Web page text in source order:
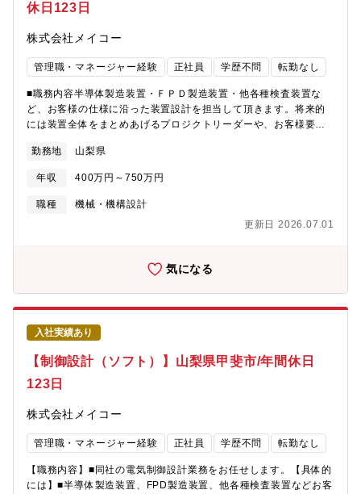
休日123日
株式会社メイコー
管理職・マネージャー経験 正社員 学歴不問 転勤なし
■職務内容半導体製造装置・ＦＰＤ製造装置・他各種検査装置な
ど、お客様の仕様に沿った装置設計を担当して頂きます。将来的
には装置全体をまとめあげるプロジクトリーダーや、お客様要求
受注案件ごとにプロジェクトチームを組み、主担当または副担当
として設計・検図・納期管理などを行っていただきます。1チーム
あたり7～8名で構成され、1チーム1案件を基本的には担当いただ
きます。案件の期間は設計から組み立てまでで約1年ほどとなりま
械設計技術者としての幅を広げ活躍することができます。■具体的
Ｄ（Creo Elements/Direct Modeling）によるモデリング、構造
検討、解析、購入品選定、製図、等■設計例半導体製造装置、ＦＰ
Ｄ関連装置、真空関連装置、検査装置、洗浄装置、ウェブ搬送装
置（ＲｔｏＲ）、自動搬送装置、各種自動機等■組織構成設計部29
名機械設計職14名（６０代１名 ５０代2名 ４０代４名 ３０
代 ２０代７名）■入社後の教育体制現場社員のOJTを予定してお
ります。入社後はチームメンバーのフォローがあり、約半年で顧
客を担当いただきます。
勤務地 山梨県
年収 400万円～750万円
職種
機械・機構設計
更新日 2026.07.01
気になる
入社実績あり
【制御設計（ソフト）】山梨県甲斐市/年間休日
123日
株式会社メイコー
管理職・マネージャー経験 正社員 学歴不問 転勤なし
【職務内容】■同社の電気制御設計業務をお任せします。【具体的
には】■半導体製造装置、FPD製造装置、他各種検査装置などお客